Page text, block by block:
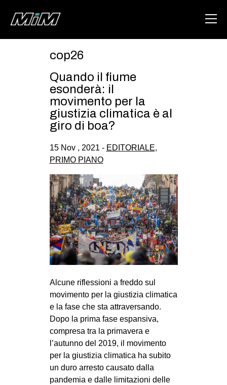
ABOUT
AREA
DEGENERAZIONE
GAZA FREESTYLE
CSOA LAMBRETTA
STUDENTI TSUNAMI
ZAM
MILANO
MOBILITAZIONI
SPAZI
SPORT POPOLARE
MOVIMENTI
AMBIENTE
ANTIFASCISMO
DIRITTO ALL’ABITARE
cop26
Quando il fiume
esonderà: il
movimento per la
giustizia climatica è al
giro di boa?
15 Nov , 2021 - EDITORIALE,
PRIMO PIANO
Alcune riflessioni a freddo sul
movimento per la giustizia climatica
e la fase che sta attraversando.
Dopo la prima fase espansiva,
compresa tra la primavera e
l’autunno del 2019, il movimento
per la giustizia climatica ha subito
un duro arresto causato dalla
pandemia e dalle limitazioni delle